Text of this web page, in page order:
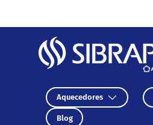
Ir para o conteúdo
Aquecedores
Blog